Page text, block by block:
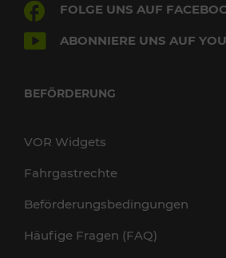
FOLGE UNS AUF
ABONNIERE UNS AUF
BEFÖRDERUNG
VOR Widgets
Fahrgastrechte
Beförderungsbedingungen
Häufige Fragen (FAQ)